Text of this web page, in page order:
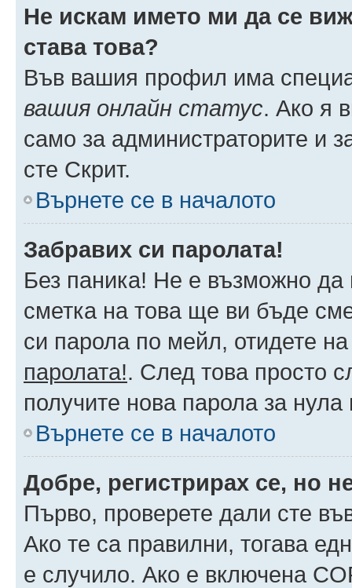
Не искам името ми да се
става това?
Във вашия профил има
вашия онлайн статус. Ако я
само за администраторите и
сте Скрит.
Върнете се в началото
Забравих си паролата!
Без паника! Не е възможно да
сметка на това ще ви бъде
си парола по мейл, отидете
паролата!. След това просто
получите нова парола за
Върнете се в началото
Добре, регистрирах се, но
Първо, проверете дали сте
Ако те са правилни, тогава
е случило. Ако е включена